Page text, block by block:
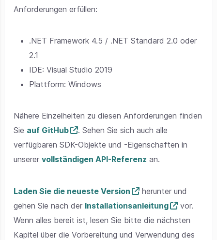
Anforderungen erfüllen:
.NET Framework 4.5 / .NET Standard 2.0 oder
2.1
IDE: Visual Studio 2019
Plattform: Windows
Nähere Einzelheiten zu diesen Anforderungen finden
Sie auf GitHub
. Sehen Sie sich auch alle
verfügbaren SDK-Objekte und -Eigenschaften in
unserervollständigen API-Referenz an.
Laden Sie die neueste Version
herunter und
gehen Sie nach der Installationsanleitung
vor.
Wenn alles bereit ist, lesen Sie bitte die nächsten
Kapitel über die Vorbereitung und Verwendung des